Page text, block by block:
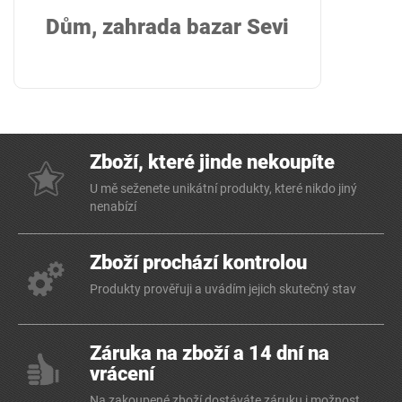
Dům, zahrada bazar Sevi
Zboží, které jinde nekoupíte
U mě seženete unikátní produkty, které nikdo jiný
nenabízí
Zboží prochází kontrolou
Produkty prověřuji a uvádím jejich skutečný stav
Záruka na zboží a 14 dní na
vrácení